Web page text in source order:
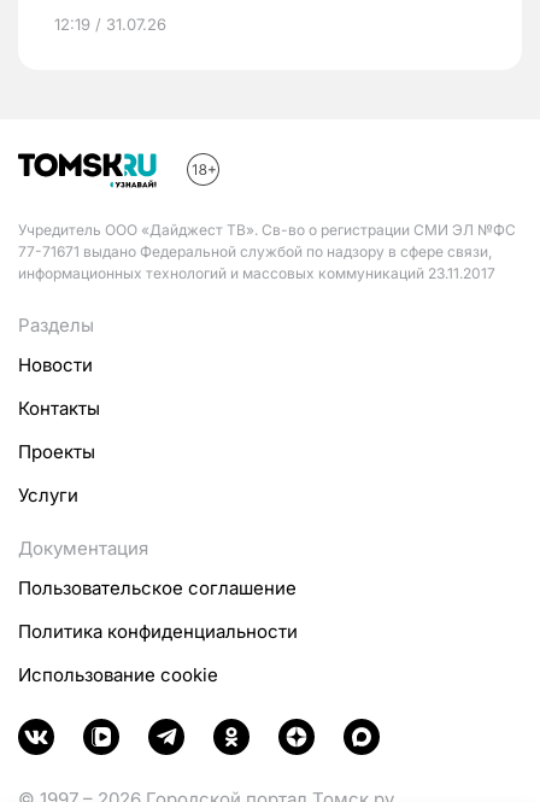
12:19 / 31.07.26
Учредитель ООО «Дайджест ТВ». Св-во о регистрации СМИ ЭЛ №ФС
77-71671 выдано Федеральной службой по надзору в сфере связи,
информационных технологий и массовых коммуникаций 23.11.2017
Разделы
Новости
Контакты
Проекты
Услуги
Документация
Пользовательское соглашение
Политика конфиденциальности
Использование cookie